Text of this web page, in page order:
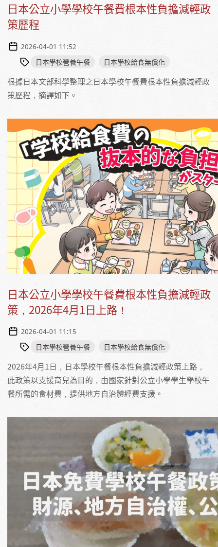
日本公立小學學校午餐費根本性負擔減輕政
策歷程
2026-04-01 11:52
日本學校營養午餐 日本學校給食無償化
根據日本文部科學整理之日本學校午餐費根本性負擔減輕政
策歷程，摘譯如下。
日本公立小學學校午餐費根本性負擔減輕政
策，2026年4月1日上路！
2026-04-01 11:15
日本學校營養午餐 日本學校給食無償化
2026年4月1日，日本學校午餐根本性負擔減輕政策上路，
此政策以支援育兒為目的，由國家針對公立小學學生學校午
餐所需的食材費，提供地方自治體經費支援。